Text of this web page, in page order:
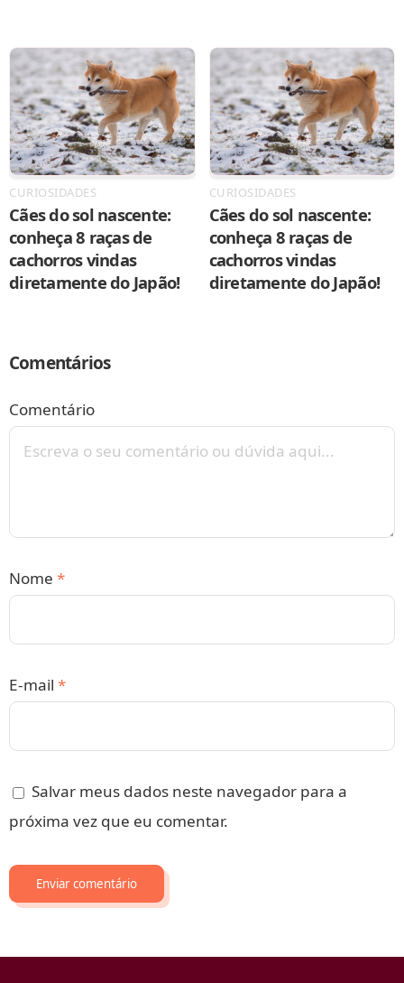
CURIOSIDADES
Cães do sol nascente:
conheça 8 raças de
cachorros vindas
diretamente do Japão!
CURIOSIDADES
Cães do sol nascente:
conheça 8 raças de
cachorros vindas
diretamente do Japão!
Comentários
Comentário
Nome *
E-mail *
Salvar meus dados neste navegador para a
próxima vez que eu comentar.